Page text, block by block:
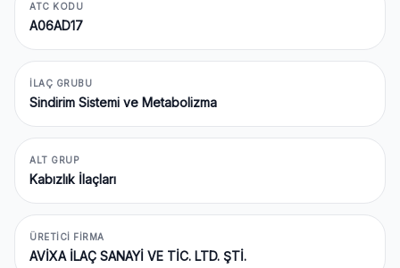
ATC KODU
A06AD17
İLAÇ GRUBU
Sindirim Sistemi ve Metabolizma
ALT GRUP
Kabızlık İlaçları
ÜRETICI FIRMA
AVİXA İLAÇ SANAYİ VE TİC. LTD. ŞTİ.